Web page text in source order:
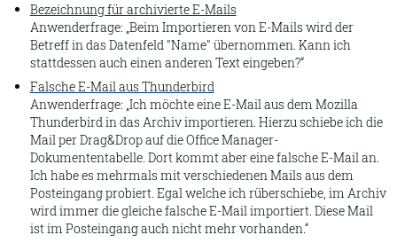
Drag & Drop
Browser
Klon
Kopie
Dokument
Faximport
Dokumentvorlagen
Dialogscan
Bezeichnung für archivierte E-Mails
Anwenderfrage: Beim Importieren von E-Mails wird der
Betreff in das Datenfeld "Name" übernommen. Kann ich
stattdessen auch einen anderen Text eingeben?
Falsche E-Mail aus Thunderbird
Anwenderfrage: Ich möchte eine E-Mail aus dem Mozilla
Thunderbird in das Archiv importieren. Hierzu schiebe ich die
Mail per Drag&Drop auf die Office Manager-
Dokumententabelle. Dort kommt aber eine falsche E-Mail an.
Ich habe es mehrmals mit verschiedenen Mails aus dem
Posteingang probiert. Egal welche ich rüberschiebe, im Archiv
wird immer die gleiche falsche E-Mail importiert. Diese Mail
ist im Posteingang auch nicht mehr vorhanden.